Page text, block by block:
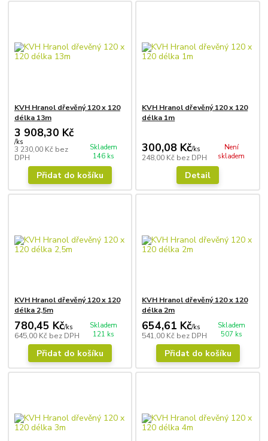
KVH Hranol dřevěný 120 x 120
délka 13m
3 908,30 Kč
/ks
3 230,00 Kč bez
DPH
Skladem
146 ks
Přidat do košíku
KVH Hranol dřevěný 120 x 120
délka 1m
300,08 Kč/ks
248,00 Kč bez DPH
Není
skladem
Detail
KVH Hranol dřevěný 120 x 120
délka 2,5m
780,45 Kč/ks
645,00 Kč bez DPH
Skladem
121 ks
Přidat do košíku
KVH Hranol dřevěný 120 x 120
délka 2m
654,61 Kč/ks
541,00 Kč bez DPH
Skladem
507 ks
Přidat do košíku